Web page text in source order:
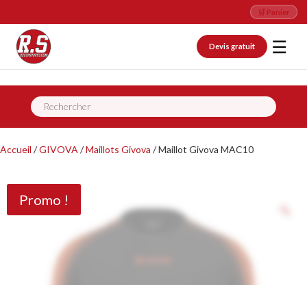
🛒 Panier
Devis gratuit ☰
Recherche
de
Accueil /GIVOVA /Maillots Givova / Maillot Givova MAC10
Promo !